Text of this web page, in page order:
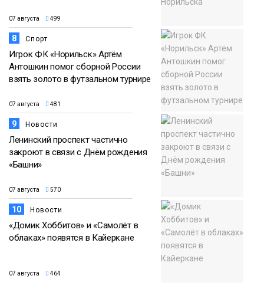
07 августа 499
8 Спорт
Игрок ФК «Норильск» Артём
Антошкин помог сборной России
взять золото в футзальном турнире
07 августа 481
9 Новости
Ленинский проспект частично
закроют в связи с Днём рождения
«Башни»
07 августа 570
10 Новости
«Домик Хоббитов» и «Самолёт в
облаках» появятся в Кайеркане
07 августа 464